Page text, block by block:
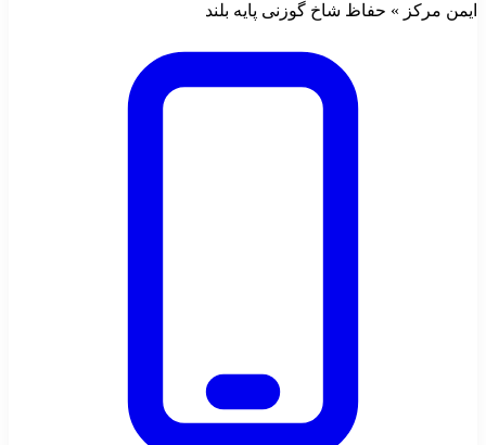
ایمن مرکز » حفاظ شاخ گوزنی پایه بلند